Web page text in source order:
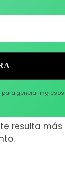
generar ingresos
resulta más